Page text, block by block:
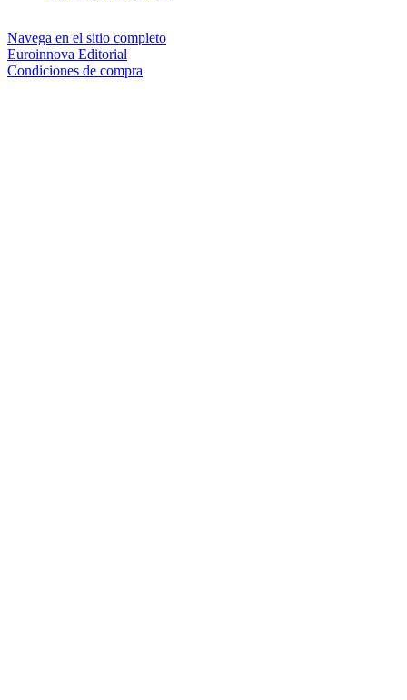
Navega en el sitio completo
Euroinnova Editorial
Condiciones de compra